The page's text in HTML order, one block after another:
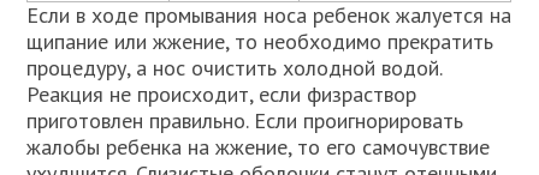
Если в ходе промывания носа ребенок жалуется на
щипание или жжение, то необходимо прекратить
процедуру, а нос очистить холодной водой.
Реакция не происходит, если физраствор
приготовлен правильно. Если проигнорировать
жалобы ребенка на жжение, то его самочувствие